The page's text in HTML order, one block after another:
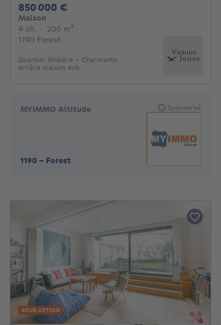
850 000 €
Maison
4 ch. 4 chambres
· 200 m²
1190 Forest
Quartier Molière - Charmante
arrière maison 4ch
MYIMMO Altitude
1190 - Forest
Sponsorisé
SOUS OPTION